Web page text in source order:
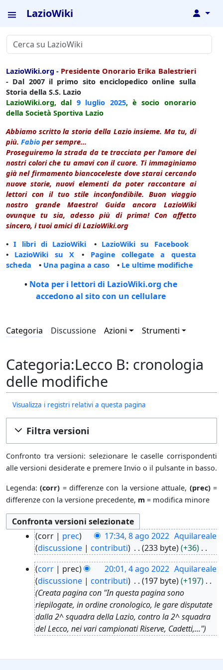
LazioWiki ↓
LazioWiki.org - Presidente Onorario Erika Balestrieri
- Dal 2007 il primo sito enciclopedico online sulla
Storia della S.S. Lazio
LazioWiki.org, dal 9 luglio 2025, è socio onorario
della Società Sportiva Lazio
Abbiamo scritto la storia della Lazio insieme. Ma tu, di
più. Fabio per sempre...
Proseguiremo la strada da te tracciata per l'amore dei
nostri colori che tu amavi con il cuore. Ti immaginiamo
già nel firmamento biancoceleste dove starai cercando
nuove storie, nuovi elementi da poter raccontare ai
lettori con il tuo stile inconfondibile. Buon viaggio
nostro grande Maestro! Guida ancora LazioWiki
ovunque tu sia, adesso più di prima! Con affetto
sincero, i tuoi amici di LazioWiki.org
•I libri di LazioWiki • LazioWiki su Facebook
• LazioWiki su X • Pagine collegate a questa
scheda • Una pagina a caso • Le ultime modifiche
• Nota per i lettori di LazioWiki.org che
accedono al sito con un cellulare
Categoria Discussione Azioni Strumenti
Categoria:Lecco B: cronologia
delle modifiche
Visualizza i registri relativi a questa pagina
Filtra versioni
Confronto tra versioni: selezionare le caselle corrispondenti
alle versioni desiderate e premere Invio o il pulsante in basso.
Legenda:(corr) = differenze con la versione attuale, (prec)=
differenze con la versione precedente, m = modifica minore
corr prec 17:34, 8 ago 2022 Aquilareale
discussione
contributi 233 byte
+36
N
e
s
s
u
n
o
corr prec 20:01, 4 ago 2022 Aquilareale
discussione
contributi 197 byte
+197
Creata pagina con "In questa pagina sono
riepilogate, in ordine cronologico, le gare disputate
dalla 2^ squadra della Lazio, contro la 2^ squadra
del Lecco, nei vari campionati Riserve, Cadetti,..."